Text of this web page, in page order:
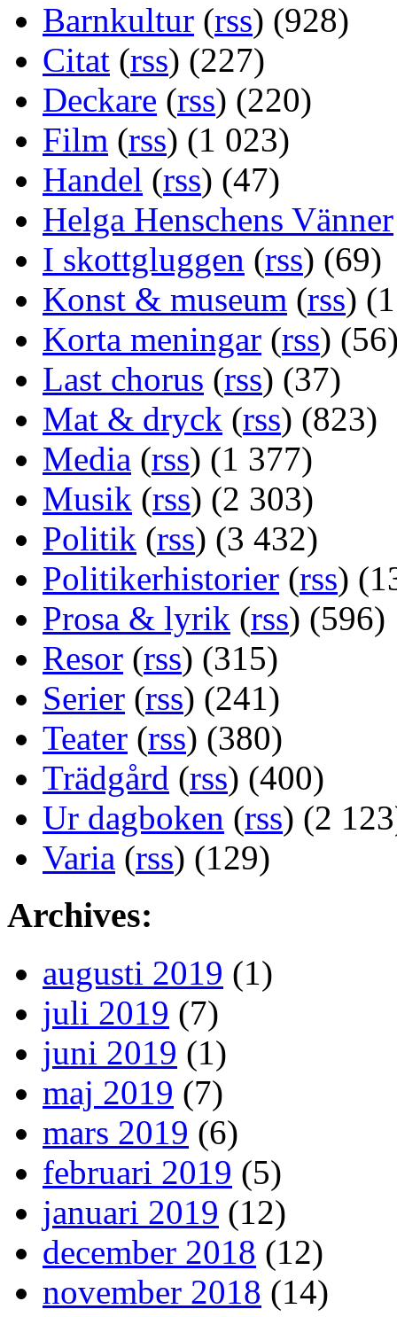
Barnkultur (rss) (928)
Citat (rss) (227)
Deckare (rss) (220)
Film (rss) (1 023)
Handel (rss) (47)
Helga Henschens Vänner
I skottgluggen (rss) (69)
Konst & museum (rss)
Korta meningar (rss)
Last chorus (rss) (37)
Mat & dryck (rss) (823)
Media (rss) (1 377)
Musik (rss) (2 303)
Politik (rss) (3 432)
Politikerhistorier (rss)
Prosa & lyrik (rss) (596)
Resor (rss) (315)
Serier (rss) (241)
Teater (rss) (380)
Trädgård (rss) (400)
Ur dagboken (rss) (2
Varia (rss) (129)
Archives:
augusti 2019 (1)
juli 2019 (7)
juni 2019 (1)
maj 2019 (7)
mars 2019 (6)
februari 2019 (5)
januari 2019 (12)
december 2018 (12)
november 2018 (14)